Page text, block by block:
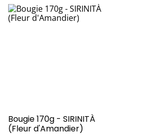
Bougie 170g - SIRINITÀ
(Fleur d'Amandier)